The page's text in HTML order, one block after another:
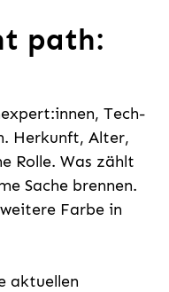
path:
Tech-
Herkunft, Alter,
Rolle. Was zählt
Sache brennen.
Farbe in
aktuellen